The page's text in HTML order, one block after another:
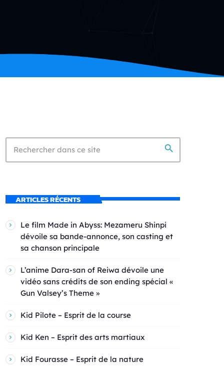
search
ARTICLES RÉCENTS
Le film Made in Abyss: Mezameru Shinpi
dévoile sa bande-annonce, son casting et
sa chanson principale
L’anime Dara-san of Reiwa dévoile une
vidéo sans crédits de son ending spécial «
Gun Valsey’s Theme »
Kid Pilote – Esprit de la course
Kid Ken – Esprit des arts martiaux
Kid Fourasse – Esprit de la nature